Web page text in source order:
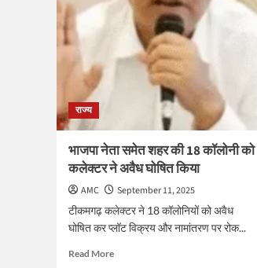
राज्य
भाजपा नेता समेत शहर की 18 कॉलोनी को
कलेक्टर ने अवैध घोषित किया
AMC
September 11, 2025
टीकमगढ़ कलेक्टर ने 18 कॉलोनियों को अवैध
घोषित कर प्लॉट विक्रय और नामांतरण पर रोक...
Read MoreRead